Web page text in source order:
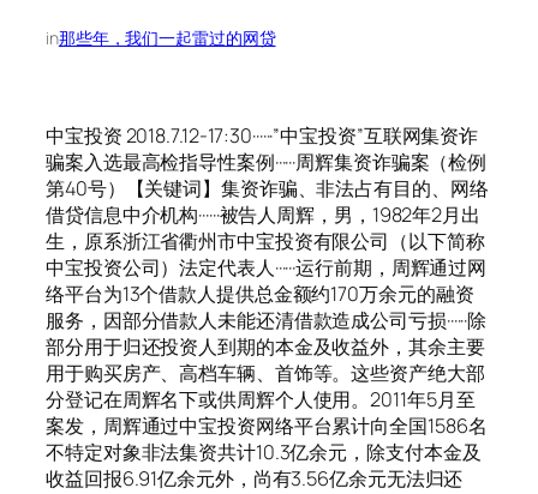
in那些年，我们一起雷过的网贷
中宝投资 2018.7.12-17:30······”中宝投资”互联网集资诈
骗案入选最高检指导性案例······周辉集资诈骗案（检例
第40号）【关键词】集资诈骗、非法占有目的、网络
借贷信息中介机构······被告人周辉，男，1982年2月出
生，原系浙江省衢州市中宝投资有限公司（以下简称
中宝投资公司）法定代表人······运行前期，周辉通过网
络平台为13个借款人提供总金额约170万余元的融资
服务，因部分借款人未能还清借款造成公司亏损······除
部分用于归还投资人到期的本金及收益外，其余主要
用于购买房产、高档车辆、首饰等。这些资产绝大部
分登记在周辉名下或供周辉个人使用。2011年5月至
案发，周辉通过中宝投资网络平台累计向全国1586名
不特定对象非法集资共计10.3亿余元，除支付本金及
收益回报6.91亿余元外，尚有3.56亿余元无法归还